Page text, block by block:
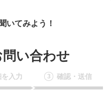
いてみよう！
い合わせ
入力 3 確認・送信